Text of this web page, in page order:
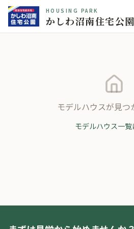
HOUSING PARK
かしわ沼南住宅公園
モデルハウスが見つ
モデルハウス一覧